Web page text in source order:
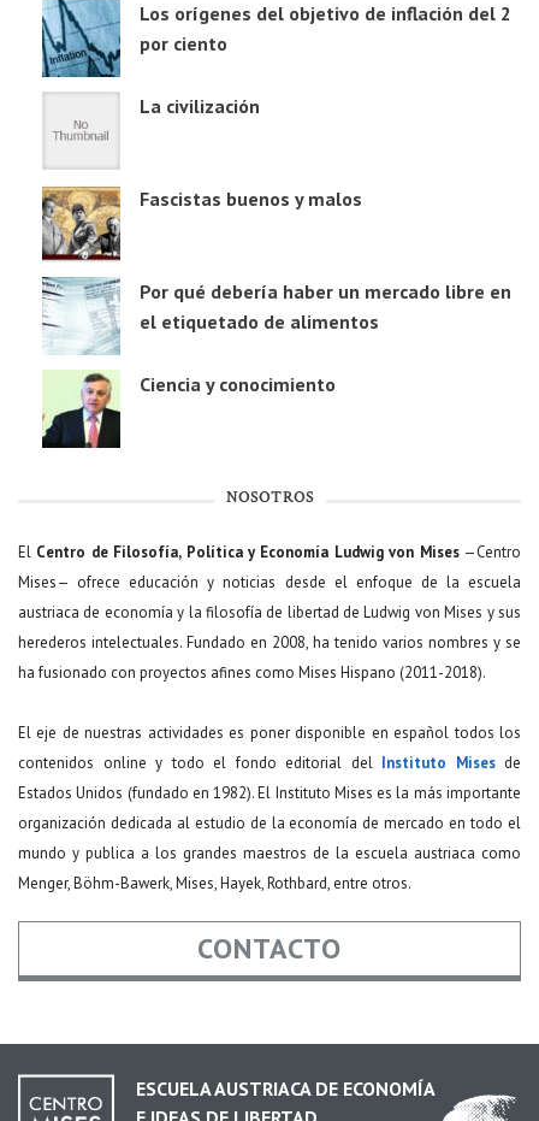
Los orígenes del objetivo de inflación del 2
por ciento
La civilización
Fascistas buenos y malos
Por qué debería haber un mercado libre en
el etiquetado de alimentos
Ciencia y conocimiento
NOSOTROS
El Centro de Filosofía, Política y Economía Ludwig von Mises—Centro
Mises— ofrece educación y noticias desde el enfoque de la escuela
austriaca de economía y la filosofía de libertad de Ludwig von Mises y sus
herederos intelectuales. Fundado en 2008, ha tenido varios nombres y se
ha fusionado con proyectos afines como Mises Hispano (2011-2018).
El eje de nuestras actividades es poner disponible en español todos los
contenidos online y todo el fondo editorial del Instituto Misesde
Estados Unidos (fundado en 1982). El Instituto Mises es la más importante
organización dedicada al estudio de la economía de mercado en todo el
mundo y publica a los grandes maestros de la escuela austriaca como
Menger, Böhm-Bawerk, Mises, Hayek, Rothbard, entre otros.
CONTACTO
ESCUELA AUSTRIACA DE ECONOMÍA